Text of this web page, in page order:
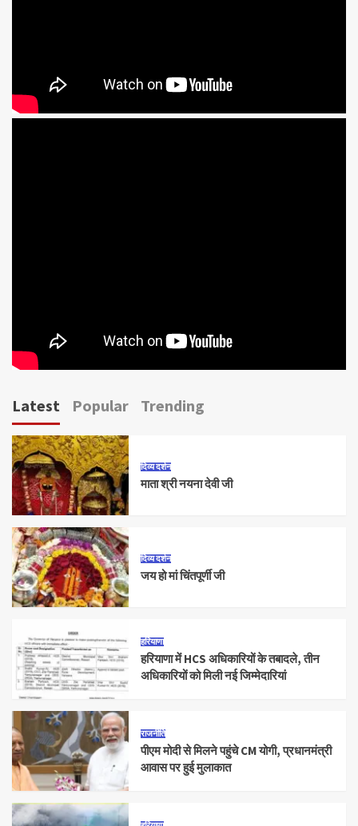
Latest Popular Trending
दिव्य दर्शन
माता श्री नयना देवी जी
दिव्य दर्शन
जय हो मां चिंतपूर्णी जी
हरियाणा
हरियाणा में HCS अधिकारियों के तबादले, तीन
अधिकारियों को मिली नई जिम्मेदारियां
राजनीति
पीएम मोदी से मिलने पहुंचे CM योगी, प्रधानमंत्री
आवास पर हुई मुलाकात